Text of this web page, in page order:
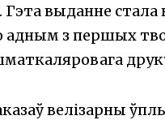
Гэта выданне стала
адным з першых
велізарны